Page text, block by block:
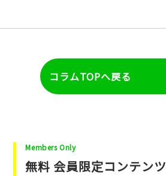
コラムTOPへ戻る
Members Only
無料 会員限定コンテンツ